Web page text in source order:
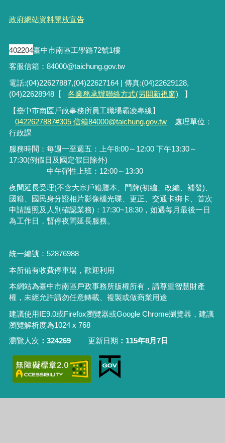
政府網站資料開放宣告
402204臺中市南區工學路72號1樓
客服信箱：84000@taichung.gov.tw
電話:(04)22627887,(04)22627164 | 傳真:(04)22629128,
(04)22628948【
各業務承辦聯絡方式(另開新視窗)
】
【臺中市南區戶政事務所員工職場霸凌專線】
0422627887#305 信箱84000@taichung.gov.tw
處理單位：
行政課
服務時間：每週一至週五：上午8:00～12:00 下午13:30～
17:30(例假日及國定假日除外)
中午彈性上班：12:00～13:30
夜間延長受理(不含大宗戶籍謄本、門牌(初編、改編、補發)
國籍、國民身分證相片影像檔光碟、更正、交通卡綁卡、首次
申請護照及人別確認業務) ： 17:30~18:30，如遇每月最後一日
為工作日，暫停夜間延長服務。
統一編號：52876988
本所備有收費停車場，歡迎利用
本網站為臺中市南區戶政事務所版權所有，請尊重智慧財產
權，未經允許請勿任意轉載、複製或做商業用途
建議使用IE9.0或Firefox瀏覽器或Google Chrome瀏覽器，建議
瀏覽解析度為1024 x 768
瀏覽人次
324269 更新日期 115年8月7日